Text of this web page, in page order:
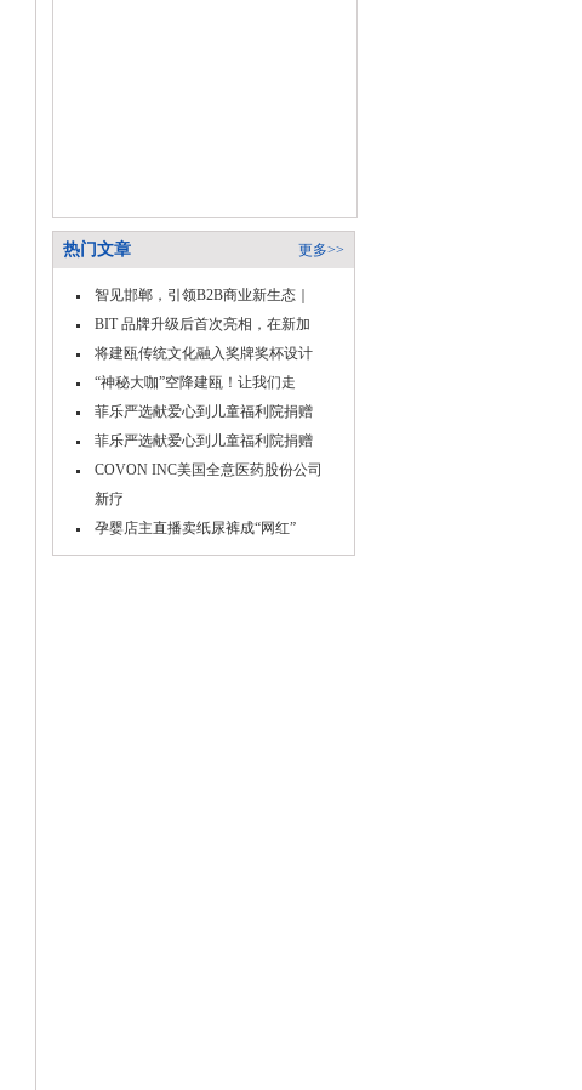
热门文章 更多>>
智见邯郸，引领B2B商业新生态｜
BIT 品牌升级后首次亮相，在新加
将建瓯传统文化融入奖牌奖杯设计
“神秘大咖”空降建瓯！让我们走
菲乐严选献爱心到儿童福利院捐赠
菲乐严选献爱心到儿童福利院捐赠
COVON INC美国全意医药股份公司
新疗
孕婴店主直播卖纸尿裤成“网红”